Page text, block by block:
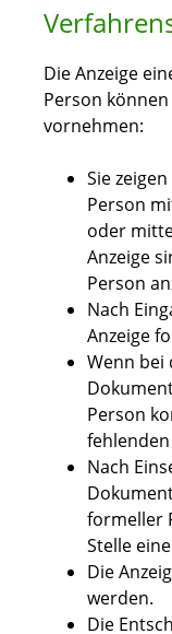
Die Anzeige
Person
vornehmen:
Sie
Person
oder
Anzeige
Person
Nach
Anzeige
Wenn bei
Person
Nach
formeller
Stelle
Die
werden.
Die